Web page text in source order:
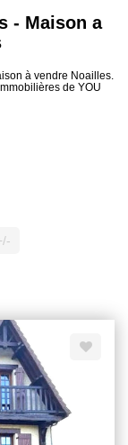
- Maison a
à vendre Noailles.
de YOU